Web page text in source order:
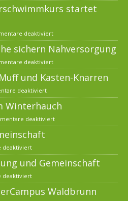
startet
deaktiviert
sichern Nahversorgung
deaktiviert
und Kasten-Knarren
deaktiviert
Winterhauch
deaktiviert
deaktiviert
und Gemeinschaft
deaktiviert
Waldbrunn